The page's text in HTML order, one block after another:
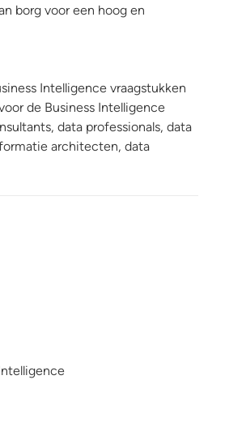
borg voor een hoog en
Intelligence vraagstukken
de Business Intelligence
data professionals, data
architecten, data